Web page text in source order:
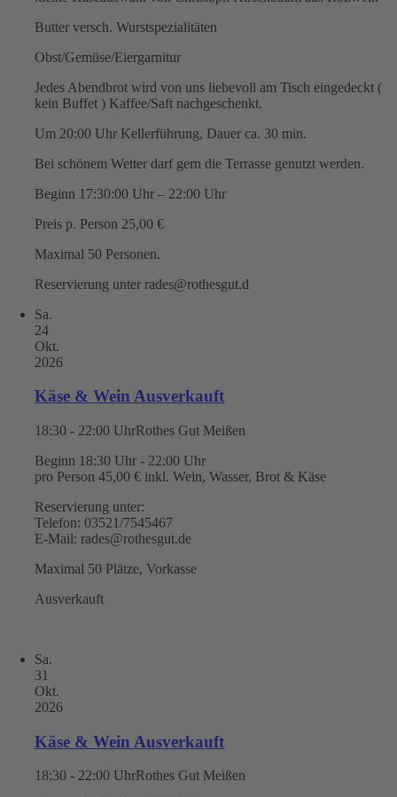
Butter versch. Wurstspezialitäten
Obst/Gemüse/Eiergarnitur
Jedes Abendbrot wird von uns liebevoll am Tisch eingedeckt (
kein Buffet ) Kaffee/Saft nachgeschenkt.
Um 20:00 Uhr Kellerführung, Dauer ca. 30 min.
Bei schönem Wetter darf gern die Terrasse genutzt werden.
Beginn 17:30:00 Uhr – 22:00 Uhr
Preis p. Person 25,00 €
Maximal 50 Personen.
Reservierung unter rades@rothesgut.d
Sa.
24
Okt.
2026
Käse & Wein Ausverkauft
18:30 - 22:00 UhrRothes Gut Meißen
Beginn 18:30 Uhr - 22:00 Uhr
pro Person 45,00 € inkl. Wein, Wasser, Brot & Käse
Reservierung unter:
Telefon: 03521/7545467
E-Mail: rades@rothesgut.de
Maximal 50 Plätze, Vorkasse
Ausverkauft
Sa.
31
Okt.
2026
Käse & Wein Ausverkauft
18:30 - 22:00 UhrRothes Gut Meißen